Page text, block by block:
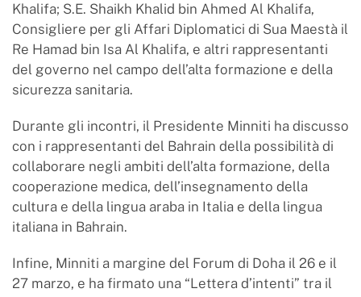
Khalifa; S.E. Shaikh Khalid bin Ahmed Al Khalifa,
Consigliere per gli Affari Diplomatici di Sua Maestà il
Re Hamad bin Isa Al Khalifa, e altri rappresentanti
del governo nel campo dell’alta formazione e della
sicurezza sanitaria.
Durante gli incontri, il Presidente Minniti ha discusso
con i rappresentanti del Bahrain della possibilità di
collaborare negli ambiti dell’alta formazione, della
cooperazione medica, dell’insegnamento della
cultura e della lingua araba in Italia e della lingua
italiana in Bahrain.
Infine, Minniti a margine del Forum di Doha il 26 e il
27 marzo, e ha firmato una “Lettera d’intenti” tra il